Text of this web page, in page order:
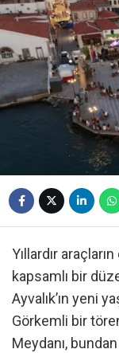
Yıllardır
kapsamlı bir
Ayvalık’ın yeni
Görkemli bir
Meydanı,